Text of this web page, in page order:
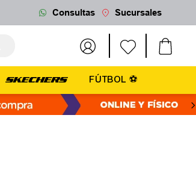
Consultas Sucursales
FÚTBOL ⚽